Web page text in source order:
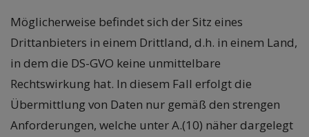
Möglicherweise befindet sich der Sitz eines
Drittanbieters in einem Drittland, d.h. in einem Land,
in dem die DS-GVO keine unmittelbare
Rechtswirkung hat. In diesem Fall erfolgt die
Übermittlung von Daten nur gemäß den strengen
Anforderungen, welche unter A.(10) näher dargelegt